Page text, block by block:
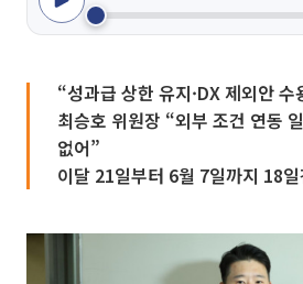
“성과급 상한 유지·DX 제외안 수
최승호 위원장 “외부 조건 연동
없어”
이달 21일부터 6월 7일까지 18